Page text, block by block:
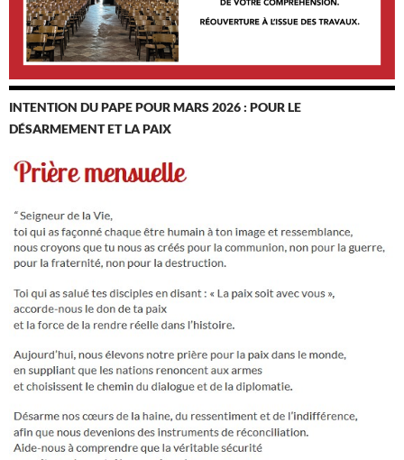
INTENTION DU PAPE POUR MARS 2026 : POUR LE
DÉSARMEMENT ET LA PAIX